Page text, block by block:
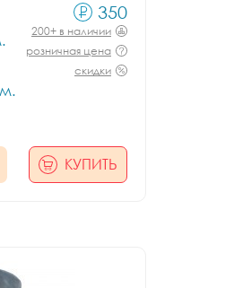
350
200+ в наличии
розничная цена
скидки
КУПИТЬ